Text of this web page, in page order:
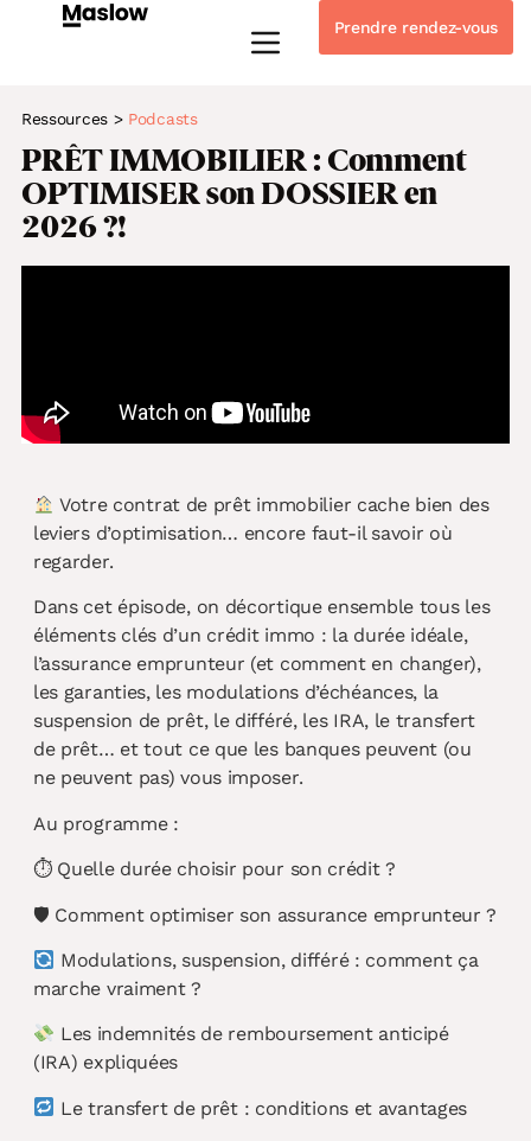
Prendre rendez-vous
Ressources> Podcasts
PRÊT IMMOBILIER : Comment
OPTIMISER son DOSSIER en
2026 ?!
Votre contrat de prêt immobilier cache bien des
leviers d’optimisation… encore faut-il savoir où
regarder.
Dans cet épisode, on décortique ensemble tous les
éléments clés d’un crédit immo : la durée idéale,
l’assurance emprunteur (et comment en changer),
les garanties, les modulations d’échéances, la
suspension de prêt, le différé, les IRA, le transfert
de prêt… et tout ce que les banques peuvent (ou
ne peuvent pas) vous imposer.
Au programme :
⏱ Quelle durée choisir pour son crédit ?
🛡 Comment optimiser son assurance emprunteur ?
Modulations, suspension, différé : comment ça
marche vraiment ?
Les indemnités de remboursement anticipé
(IRA) expliquées
Le transfert de prêt : conditions et avantages